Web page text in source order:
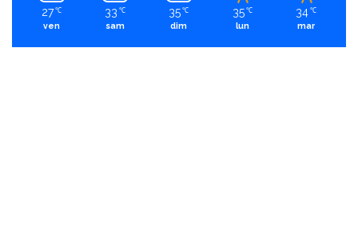
27 ℃
ven
33 ℃
sam
35 ℃
dim
35 ℃
lun
34 ℃
mar